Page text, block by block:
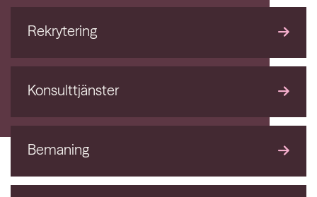
Rekrytering
Konsulttjänster
Bemaning